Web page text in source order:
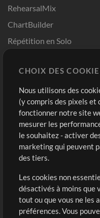
RehearsalMix
ChartBuilder
Répétition en Solo
Modèles ProPresenter
Sons
Boutique
Acheter des crédits
Contenu gratuit
Demander les pistes
Extras
Sessions
CHOIX DES
Nous utilisons des
(y compris des pixels et
fonctionner notre site
mesurer les
le souhaitez - activer
marketing qui peuvent
des tiers.
Les cookies non
désactivés à moins que
tout ou que vous ne les
préférences. Vous